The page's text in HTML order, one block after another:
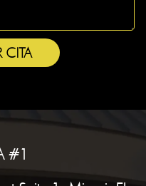
CITA
#1